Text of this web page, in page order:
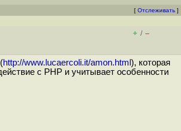
[ Отслеживать ]
+ / –
http://www.lucaercoli.it/amon.html ), которая
с PHP и учитывает особенности